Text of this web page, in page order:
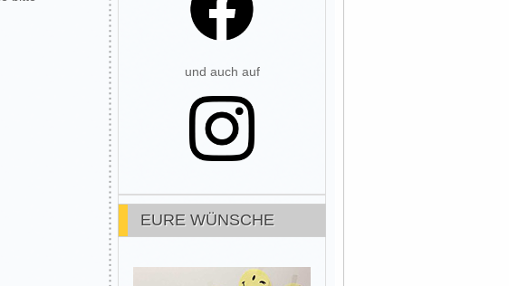
und auch auf
EURE WÜNSCHE